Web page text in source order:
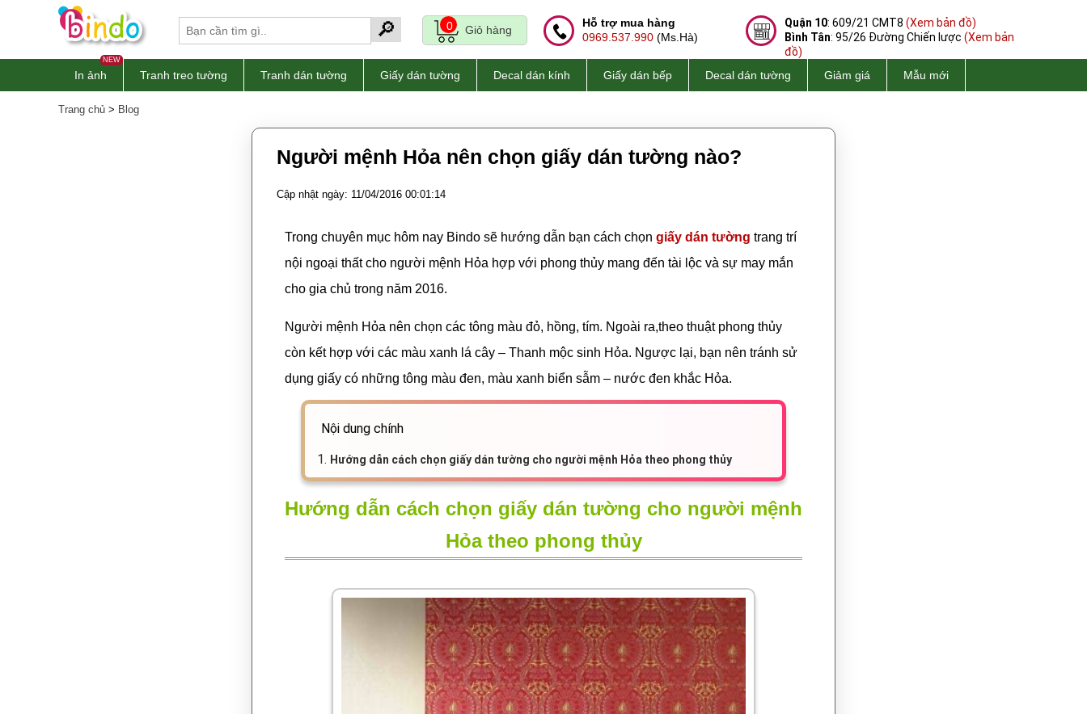
🔎 0 Giỏ hàng
Hỗ trợ mua hàng
0969.537.990 (Ms.Hà)
Quận 10: 609/21 CMT8 (Xem bản đồ)
Bình Tân: 95/26 Đường Chiến lược (Xem bản
đồ)
NEW
In ảnh Tranh treo tường Tranh dán tường Giấy dán tường Decal dán kính Giấy dán bếp Decal dán tường Giảm giá Mẫu mới
Trang chủ > Blog
Người mệnh Hỏa nên chọn giấy dán tường nào?
Cập nhật ngày: 11/04/2016 00:01:14
Trong chuyên mục hôm nay Bindo sẽ hướng dẫn bạn cách chọn giấy dán tường trang trí
nội ngoại thất cho người mệnh Hỏa hợp với phong thủy mang đến tài lộc và sự may mắn
cho gia chủ trong năm 2016.
Người mệnh Hỏa nên chọn các tông màu đỏ, hồng, tím. Ngoài ra,theo thuật phong thủy
còn kết hợp với các màu xanh lá cây – Thanh mộc sinh Hỏa. Ngược lại, bạn nên tránh sử
dụng giấy có những tông màu đen, màu xanh biển sẫm – nước đen khắc Hỏa.
Nội dung chính
1. Hướng dẫn cách chọn giấy dán tường cho người mệnh Hỏa theo phong thủy
Hướng dẫn cách chọn giấy dán tường cho người mệnh
Hỏa theo phong thủy